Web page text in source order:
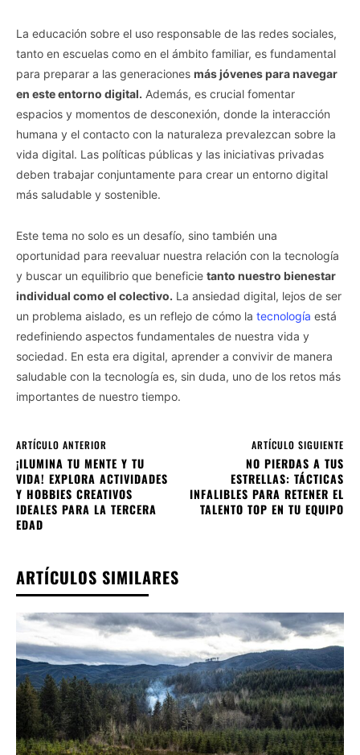
La educación sobre el uso responsable de las redes sociales,
tanto en escuelas como en el ámbito familiar, es fundamental
para preparar a las generaciones más jóvenes para navegar
en este entorno digital. Además, es crucial fomentar
espacios y momentos de desconexión, donde la interacción
humana y el contacto con la naturaleza prevalezcan sobre la
vida digital. Las políticas públicas y las iniciativas privadas
deben trabajar conjuntamente para crear un entorno digital
más saludable y sostenible.
Este tema no solo es un desafío, sino también una
oportunidad para reevaluar nuestra relación con la tecnología
y buscar un equilibrio que beneficie tanto nuestro bienestar
individual como el colectivo. La ansiedad digital, lejos de ser
un problema aislado, es un reflejo de cómo la tecnología está
redefiniendo aspectos fundamentales de nuestra vida y
sociedad. En esta era digital, aprender a convivir de manera
saludable con la tecnología es, sin duda, uno de los retos más
importantes de nuestro tiempo.
ARTÍCULO ANTERIOR
¡ILUMINA TU MENTE Y TU
VIDA! EXPLORA ACTIVIDADES
Y HOBBIES CREATIVOS
IDEALES PARA LA TERCERA
EDAD
ARTÍCULO SIGUIENTE
NO PIERDAS A TUS
ESTRELLAS: TÁCTICAS
INFALIBLES PARA RETENER EL
TALENTO TOP EN TU EQUIPO
ARTÍCULOS SIMILARES